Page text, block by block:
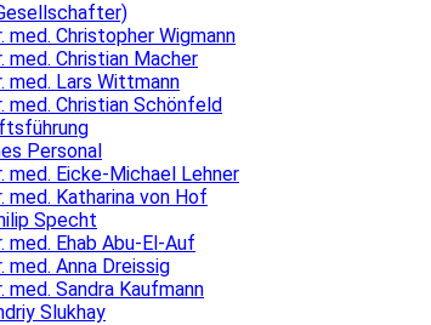
med. Christopher Wigmann
med. Christian Macher
med. Lars Wittmann
med. Christian Schönfeld
Personal
med. Eicke-Michael Lehner
med. Katharina von Hof
Specht
med. Ehab Abu-El-Auf
med. Anna Dreissig
med. Sandra Kaufmann
Slukhay